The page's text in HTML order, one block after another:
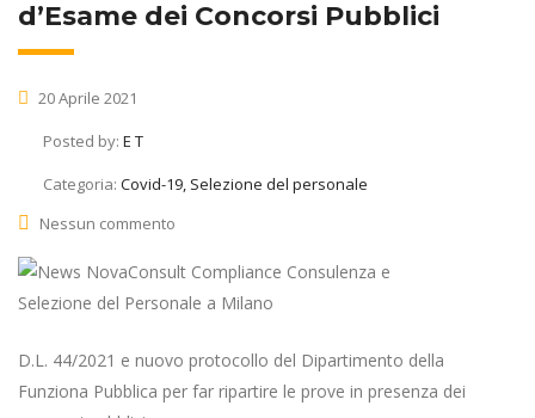
d’Esame dei Concorsi Pubblici
20 Aprile 2021
Posted by: E T
Categoria: Covid-19, Selezione del personale
Nessun commento
D.L. 44/2021 e nuovo protocollo del Dipartimento della
Funziona Pubblica per far ripartire le prove in presenza dei